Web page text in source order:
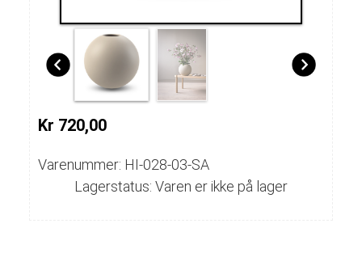
Kr 720,00
Varenummer: HI-028-03-SA
Lagerstatus: Varen er ikke på lager